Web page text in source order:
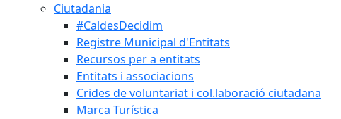
Ciutadania
#CaldesDecidim
Registre Municipal d'Entitats
Recursos per a entitats
Entitats i associacions
Crides de voluntariat i col.laboració ciutadana
Marca Turística